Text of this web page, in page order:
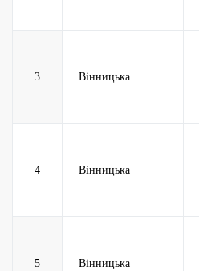
3 Вінницька
4 Вінницька
5 Вінницька